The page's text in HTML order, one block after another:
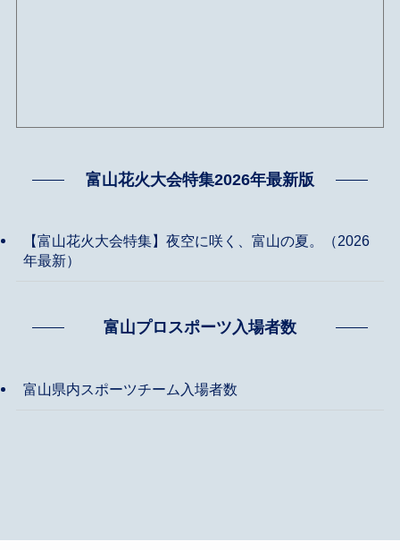
富山花火大会特集2026年最新版
【富山花火大会特集】夜空に咲く、富山の夏。（2026
年最新）
富山プロスポーツ入場者数
富山県内スポーツチーム入場者数